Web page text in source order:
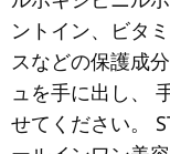
ントイン、ビタ
スなどの保護成
ュを手に出し、
せてください。